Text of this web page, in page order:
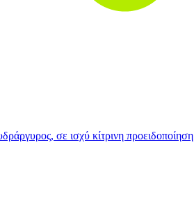
σε ισχύ κίτρινη προειδοποίηση